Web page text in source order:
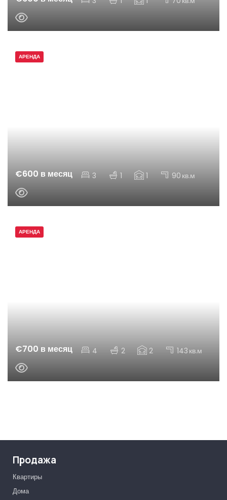
АРЕНДА
€600 в месяц 3 1 1 90 кв.м
АРЕНДА
€700 в месяц 4 2 2 143 кв.м
Продажа
Квартиры
Дома